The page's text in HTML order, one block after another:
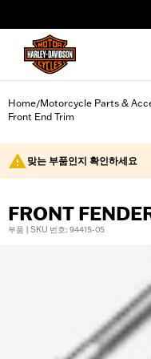
Home/Motorcycle Parts &
Front End Trim
맞는 부품인지 확인하세요
FRONT
부품 | SKU 번호: 94415-05